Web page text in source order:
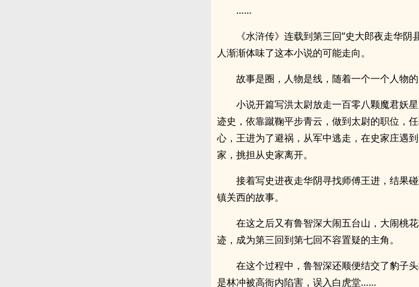
……
《水浒传》连载到第三回“史大郎夜走华
人渐渐体味了这本小说的可能走向。
故事是圈，人物是线，随着一个一个人物
小说开篇写洪太尉放走一百零八颗魔君妖
迹史，依靠蹴鞠平步青云，做到太尉的职位，
心，王进为了避祸，从军中逃走，在史家庄遇
家，挑担从史家离开。
接着写史进夜走华阴寻找师傅王进，结果
镇关西的故事。
在这之后又有鲁智深大闹五台山，大闹桃
迹，成为第三回到第七回不容置疑的主角。
在这个过程中，鲁智深还顺便结交了豹子
是林冲被高衙内陷害，误入白虎堂……